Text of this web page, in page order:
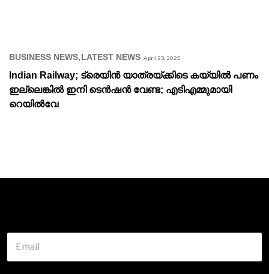
BUSINESS NEWS LATEST NEWS April 23, 2025
Indian Railway; ട്രെയിൻ യാത്രയ്ക്കിടെ കയ്യിൽ പണം
ഇല്ലെങ്കിൽ ഇനി ടെൻഷൻ വേണ്ട; എടിഎമ്മുമായി
റെയിൽവേ